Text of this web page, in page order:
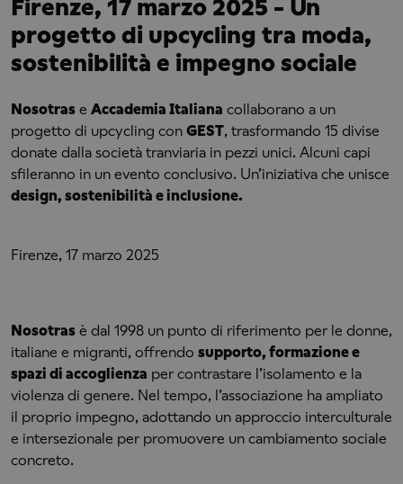
Firenze, 17 marzo 2025 - Un
progetto di upcycling tra moda,
sostenibilità e impegno sociale
Nosotras e Accademia Italiana collaborano a un
progetto di upcycling con GEST, trasformando 15 divise
donate dalla società tranviaria in pezzi unici. Alcuni capi
sfileranno in un evento conclusivo. Un’iniziativa che unisce
design, sostenibilità e inclusione.
Firenze, 17 marzo 2025
Nosotras è dal 1998 un punto di riferimento per le donne,
italiane e migranti, offrendo supporto, formazione e
spazi di accoglienza per contrastare l’isolamento e la
violenza di genere. Nel tempo, l’associazione ha ampliato
il proprio impegno, adottando un approccio interculturale
e intersezionale per promuovere un cambiamento sociale
concreto.